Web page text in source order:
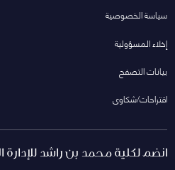
سياسة الخصوصية
إخلاء المسؤولية
بيانات التصفح
اقتراحات/شكاوى
انضم لكلية محمد بن راشد للإدارة